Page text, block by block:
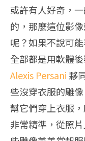
或許有人好奇，
的，那麼這位影
呢？如果不說可
全部都是用軟體
Alexis Persani 夥
些沒穿衣服的雕
幫它們穿上衣服
非常精準，從照